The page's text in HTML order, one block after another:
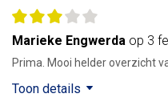
Marieke Engwerda op 3
Prima. Mooi helder overzicht
Toon details